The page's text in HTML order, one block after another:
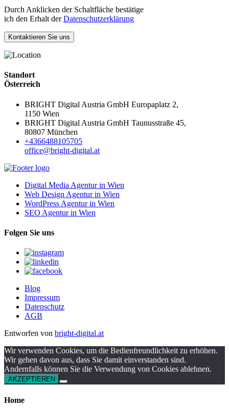
Durch Anklicken der Schaltfläche bestätige
ich den Erhalt derDatenschutzerklärung
Kontaktieren Sie uns
Standort
Österreich
BRIGHT Digital Austria GmbH Europaplatz 2,
1150 Wien
BRIGHT Digital Austria GmbH Taunusstraße 45,
80807 München
+4366488105705
office@bright-digital.at
Digital Media Agentur in Wien
Web Design Agentur in Wien
WordPress Agentur in Wien
SEO Agentur in Wien
Folgen Sie uns
Blog
Impressum
Datenschutz
AGB
Entworfen von bright-digital.at
Wir verwenden Cookies, um die Bedienfreundlichkeit zu erhöhen.
Wir gehen davon aus, dass Sie damit einverstanden sind.
Andernfalls können Sie die Verwendung von Cookies ablehnen.
AKZEPTIEREN
Home